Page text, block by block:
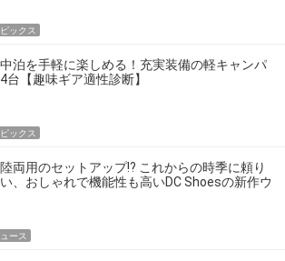
ピックス
泊を手軽に楽しめる！充実装備の軽キャンパ
台【趣味ギア適性診断】
ピックス
両用のセットアップ!? これからの時季に頼り
、おしゃれで機能性も高いDC Shoesの新作ウ
ース